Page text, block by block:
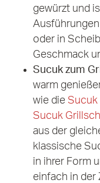
gewürzt und
oder in
Geschmack
Sucuk zum
warm
wie die Sucuk
Sucuk
aus der
klassische
in ihrer Form
einfach in der